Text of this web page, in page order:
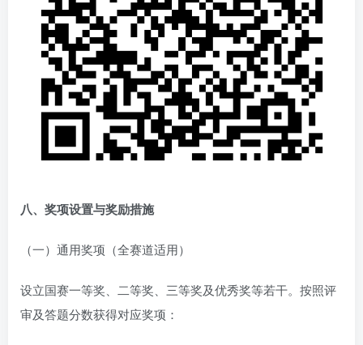
八、奖项设置与奖励措施
（一）通用奖项（全赛道适用）
设立国赛一等奖、二等奖、三等奖及优秀奖等若干。按照评
审及答题分数获得对应奖项：